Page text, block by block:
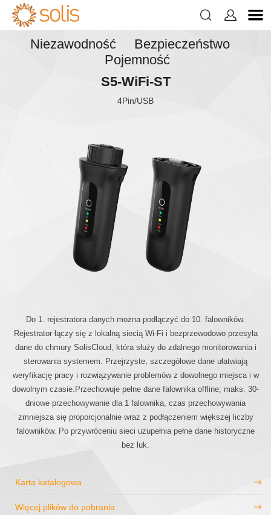
 
Niezawodność Bezpieczeństwo
Pojemność
S5-WiFi-ST
4Pin/USB
Do 1. rejestratora danych można podłączyć do 10. falowników.
Rejestrator łączy się z lokalną siecią Wi-Fi i bezprzewodowo przesyła
dane do chmury SolisCloud, która służy do zdalnego monitorowania i
sterowania systemem. Przejrzyste, szczegółowe dane ułatwiają
weryfikację pracy i rozwiązywanie problemów z dowolnego miejsca i w
dowolnym czasie.Przechowuje pełne dane falownika offline; maks. 30-
dniowe przechowywanie dla 1 falownika, czas przechowywania
zmniejsza się proporcjonalnie wraz z podłączeniem większej liczby
falowników. Po przywróceniu sieci uzupełnia pełne dane historyczne
bez luk.
Karta katalogowa
Więcej plików do pobrania